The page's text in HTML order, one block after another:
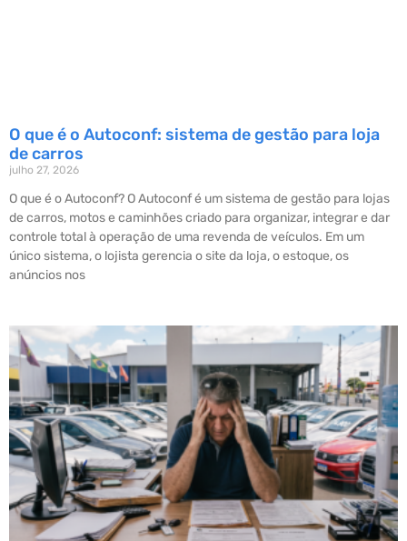
O que é o Autoconf: sistema de gestão para loja
de carros
julho 27, 2026
O que é o Autoconf? O Autoconf é um sistema de gestão para lojas
de carros, motos e caminhões criado para organizar, integrar e dar
controle total à operação de uma revenda de veículos. Em um
único sistema, o lojista gerencia o site da loja, o estoque, os
anúncios nos